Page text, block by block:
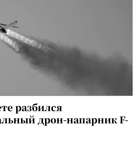
разбился
дрон-напарник F-